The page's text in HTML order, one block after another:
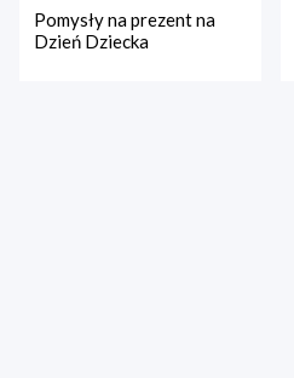
Pomysły na prezent na
Dzień Dziecka